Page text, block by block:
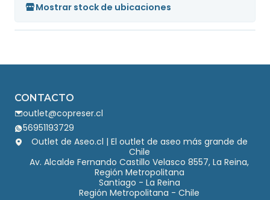
Mostrar stock de ubicaciones
CONTACTO
outlet@copreser.cl
56951193729
Outlet de Aseo.cl | El outlet de aseo más grande de
Chile
Av. Alcalde Fernando Castillo Velasco 8557, La Reina,
Región Metropolitana
Santiago - La Reina
Región Metropolitana - Chile